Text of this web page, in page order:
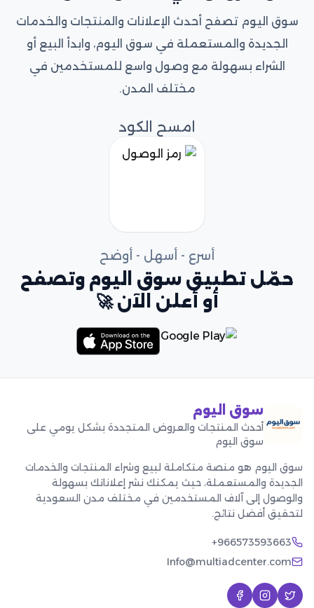
سوق اليوم تصفح أحدث الإعلانات والمنتجات والخدمات
الجديدة والمستعملة في سوق اليوم، وابدأ البيع أو
الشراء بسهولة مع وصول واسع للمستخدمين في
مختلف المدن.
امسح الكود
أسرع - أسهل - أوضح
حمّل تطبيق سوق اليوم وتصفح
أو أعلن الآن 🚀
سوق اليوم
أحدث المنتجات والعروض المتجددة بشكل يومي على
سوق اليوم
سوق اليوم هو منصة متكاملة لبيع وشراء المنتجات والخدمات
الجديدة والمستعملة، حيث يمكنك نشر إعلاناتك بسهولة
والوصول إلى آلاف المستخدمين في مختلف مدن السعودية
لتحقيق أفضل نتائج.
+966573593663
Info@multiadcenter.com